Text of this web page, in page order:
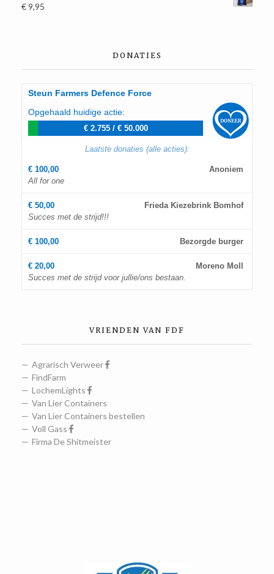
€9,95
DONATIES
Steun Farmers Defence Force
Opgehaald huidige actie:
€ 2.755/ € 50.000
Laatste donaties (alle acties):
Anoniem
€ 100,00
All for one
Frieda Kiezebrink Bomhof
€ 50,00
Succes met de strijd!!!
Bezorgde burger
€ 100,00
Moreno Moll
€ 20,00
Succes met de strijd voor jullie/ons bestaan.
VRIENDEN VAN FDF
Agrarisch Verweer
FindFarm
LochemLights
Van Lier Containers
Van Lier Containers bestellen
Voll Gass
Firma De Shitmeister